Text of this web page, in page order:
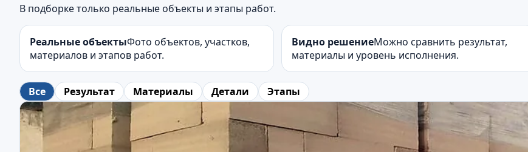
В подборке только реальные объекты и этапы работ.
Реальные объектыФото объектов, участков,
материалов и этапов работ.
Видно решениеМожно сравнить результат,
материалы и уровень исполнения.
Все Результат Материалы Детали Этапы